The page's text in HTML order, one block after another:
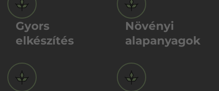
Gyors
elkészítés
Növényi
alapanyagok